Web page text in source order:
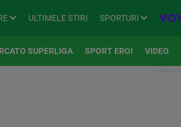
ULTIMELE STIRI SPORTURI
SUPERLIGA SPORT EROI VIDEO